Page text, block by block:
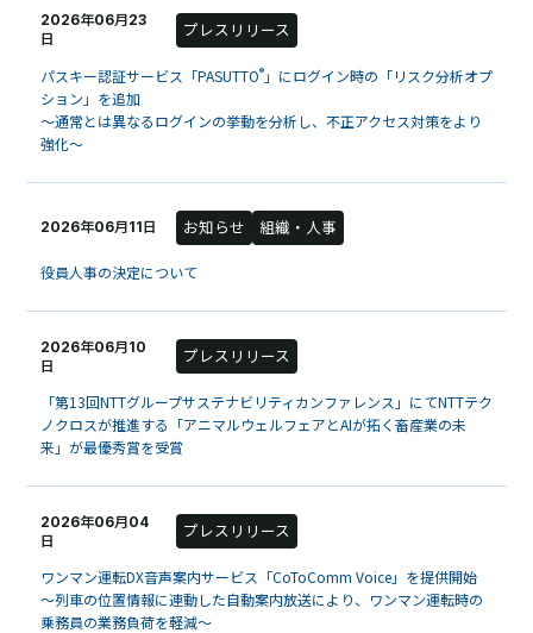
2026年06月23
日
プレスリリース
パスキー認証サービス「PASUTTO®」にログイン時の「リスク分析オプ
ション」を追加
～通常とは異なるログインの挙動を分析し、不正アクセス対策をより
強化～
2026年06月11日 お知らせ 組織・人事
役員人事の決定について
2026年06月10
日
プレスリリース
「第13回NTTグループサステナビリティカンファレンス」にてNTTテク
ノクロスが推進する「アニマルウェルフェアとAIが拓く畜産業の未
来」が最優秀賞を受賞
2026年06月04
日
プレスリリース
ワンマン運転DX音声案内サービス「CoToComm Voice」を提供開始
～列車の位置情報に連動した自動案内放送により、ワンマン運転時の
乗務員の業務負荷を軽減～